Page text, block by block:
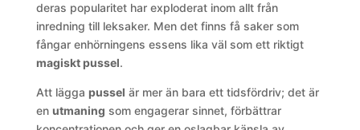
deras popularitet har exploderat inom allt från
inredning till leksaker. Men det finns få saker som
fångar enhörningens essens lika väl som ett riktigt
magiskt pussel.
Att lägga pussel är mer än bara ett tidsfördriv; det är
en utmaning som engagerar sinnet, förbättrar